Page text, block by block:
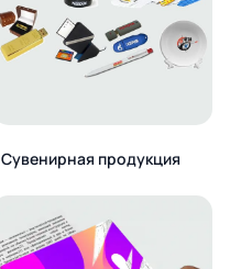
Сувенирная продукция